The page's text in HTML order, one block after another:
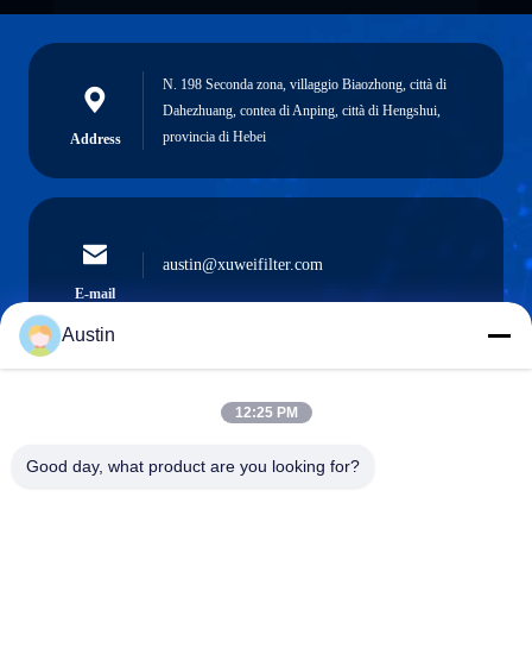
Address
N. 198 Seconda zona, villaggio Biaozhong, città di
Dahezhuang, contea di Anping, città di Hengshui,
provincia di Hebei
E-mail
austin@xuweifilter.com
0086-19133486000
Austin
12:25 PM
Good day, what product are you looking for?